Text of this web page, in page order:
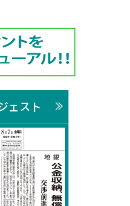
ェスト